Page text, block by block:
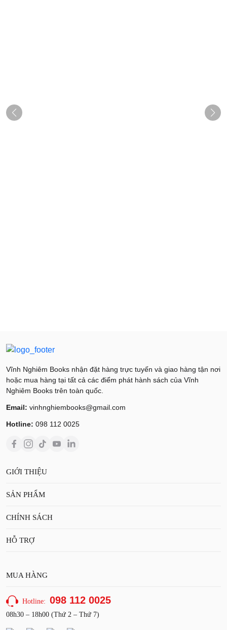
Vĩnh Nghiêm Books nhận đặt hàng trực tuyến và giao hàng tận nơi
hoặc mua hàng tại tất cả các điểm phát hành sách của Vĩnh
Nghiêm Books trên toàn quốc.
Email: vinhnghiembooks@gmail.com
Hotline: 098 112 0025
GIỚI THIỆU
SẢN PHẨM
CHÍNH SÁCH
HỖ TRỢ
MUA HÀNG
Hotline: 098 112 0025
08h30 – 18h00 (Thứ 2 – Thứ 7)